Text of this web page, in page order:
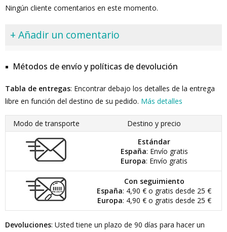
Ningún cliente comentarios en este momento.
+ Añadir un comentario
Métodos de envío y políticas de devolución
Tabla de entregas: Encontrar debajo los detalles de la entrega
libre en función del destino de su pedido. Más detalles
Modo de transporte
Destino y precio
Estándar
España: Envío gratis
Europa: Envío gratis
Con seguimiento
España: 4,90 € o gratis desde 25 €
Europa: 4,90 € o gratis desde 25 €
Devoluciones: Usted tiene un plazo de 90 días para hacer un